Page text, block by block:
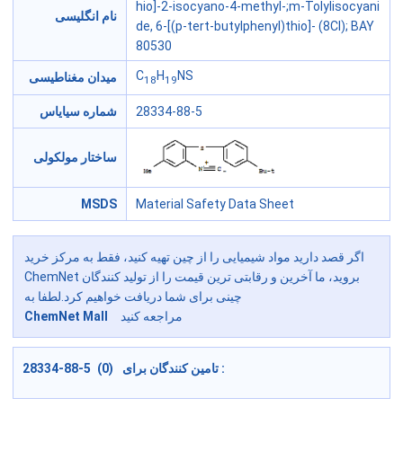
نام انگلیسی
hio]-2-isocyano-4-methyl-;m-Tolylisocyani
de, 6-[(p-tert-butylphenyl)thio]- (8CI); BAY
80530
میدان مغناطیسی C18 H19 NS
شماره سیایاس 28334-88-5
ساختار مولکولی
MSDS Material Safety Data Sheet
اگر قصد دارید مواد شیمیایی را از چین تهیه کنید، فقط به مرکز خرید
ChemNet بروید، ما آخرین و رقابتی ترین قیمت را از تولید کنندگان
چینی برای شما دریافت خواهیم کرد.لطفا به
ChemNet Mall
مراجعه کنید
28334-88-5 (0) تامین کنندگان برای :